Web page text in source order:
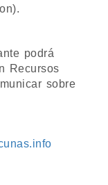
podrá
Recursos
sobre